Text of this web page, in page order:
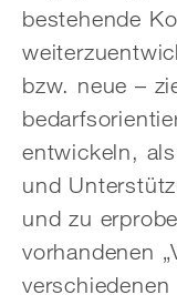
bestehende
bzw. neue –
entwickeln,
und
und zu
vorhandenen